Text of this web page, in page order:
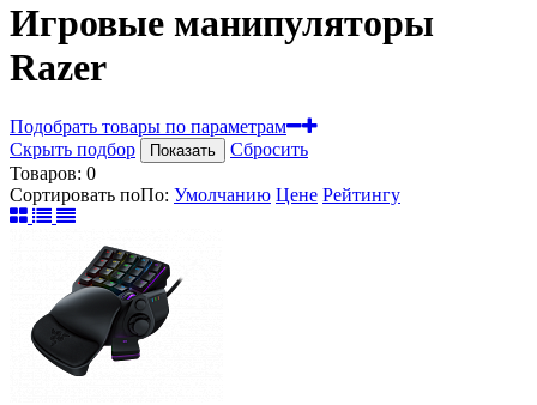
Игровые манипуляторы
Razer
Подобрать товары по параметрам
Скрыть подбор
Показать
Сбросить
Товаров: 0
Сортировать поПо: Умолчанию Цене Рейтингу